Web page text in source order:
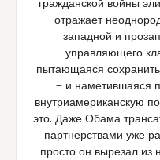
гражданской войны
отражает
западной и
управляющего
пытающаяся
— и наметившаяся
внутриамериканскую
это. Даже Обама
партнерствами уже
просто он вырезал из